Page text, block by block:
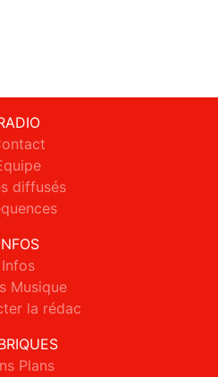
diffusés
Infos
Musique
la rédac
Plans